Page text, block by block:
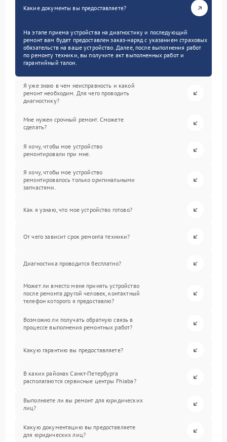
Какие документы вы предоставляете?
На этапе приема устройства на диагностику и последующий
ремонт вам будет предоставлен заказ-наряд с указанием страховых
обязательств на ваше устройство. Далее, после выполнения работ
по ремонту техники, вы получите акт выполненных работ и
гарантийный талон.
Я уже знаю в чем неисправность и какой
ремонт необходим. Для чего проводить
диагностику?
Мне нужен срочный ремонт. Сможете
сделать?
Я хочу, чтобы мое устройство
ремонтировали при мне.
Я хочу, чтобы мое устройство
ремонтировалось только оригинальными
запчастями.
Как я узнаю, что мое устройство готово?
От чего зависит срок ремонта техники?
Диагностика проводится бесплатно?
Может ли вместо меня принять устройство
после ремонта другой человек, контактный
телефон которого я предоставлю?
Возможно ли получать обратную связь в
процессе выполнения ремонтных работ?
Какую гарантию вы предоставляете?
В каких районах Санкт-Петербурга
располагаются сервисные центры Fhiaba?
Выполняете ли вы ремонт для юридических
лиц?
Какую документацию вы предоставляете
для юридических лиц?